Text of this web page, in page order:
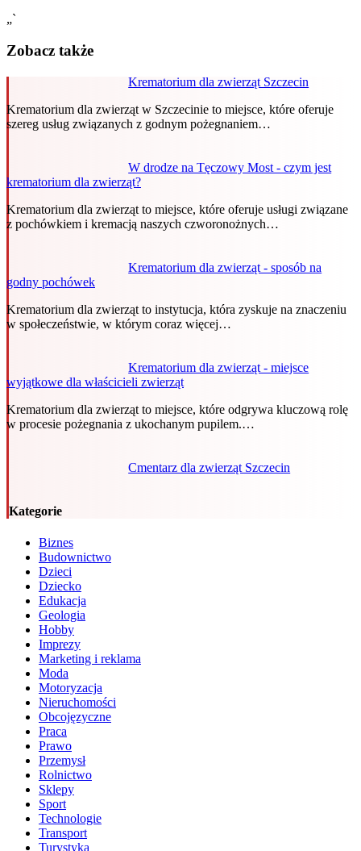
„`
Zobacz także
Krematorium dla zwierząt Szczecin
Krematorium dla zwierząt w Szczecinie to miejsce, które oferuje
szereg usług związanych z godnym pożegnaniem…
W drodze na Tęczowy Most - czym jest
krematorium dla zwierząt?
Krematorium dla zwierząt to miejsce, które oferuje usługi związane
z pochówkiem i kremacją naszych czworonożnych…
Krematorium dla zwierząt - sposób na
godny pochówek
Krematorium dla zwierząt to instytucja, która zyskuje na znaczeniu
w społeczeństwie, w którym coraz więcej…
Krematorium dla zwierząt - miejsce
wyjątkowe dla właścicieli zwierząt
Krematorium dla zwierząt to miejsce, które odgrywa kluczową rolę
w procesie pożegnania z ukochanym pupilem.…
Cmentarz dla zwierząt Szczecin
Kategorie
Biznes
Budownictwo
Dzieci
Dziecko
Edukacja
Geologia
Hobby
Imprezy
Marketing i reklama
Moda
Motoryzacja
Nieruchomości
Obcojęzyczne
Praca
Prawo
Przemysł
Rolnictwo
Sklepy
Sport
Technologie
Transport
Turystyka